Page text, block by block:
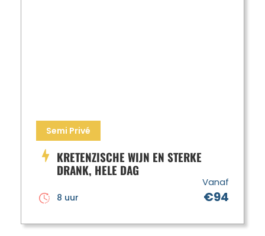
Semi Privé
KRETENZISCHE WIJN EN STERKE
DRANK, HELE DAG
Vanaf
€94
8 uur